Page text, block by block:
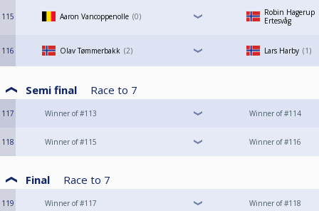
115 Aaron Vancoppenolle 0
Robin Hagerup
Ertesvåg
116 Olav Tømmerbakk 2 Lars Harby 1
Semi final Race to 7
117 Winner of #113 Winner of #114
118 Winner of #115 Winner of #116
Final Race to 7
119 Winner of #117 Winner of #118